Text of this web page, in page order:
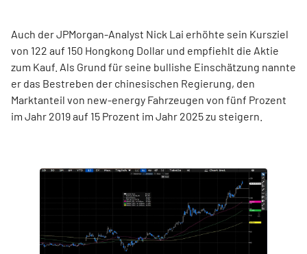
Auch der JPMorgan-Analyst Nick Lai erhöhte sein Kursziel
von 122 auf 150 Hongkong Dollar und empfiehlt die Aktie
zum Kauf. Als Grund für seine bullishe Einschätzung nannte
er das Bestreben der chinesischen Regierung, den
Marktanteil von new-energy Fahrzeugen von fünf Prozent
im Jahr 2019 auf 15 Prozent im Jahr 2025 zu steigern.